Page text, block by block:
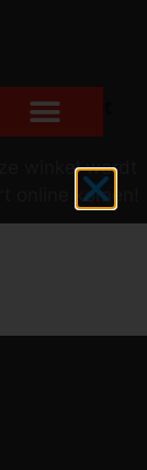
winkel wordt
online komen!